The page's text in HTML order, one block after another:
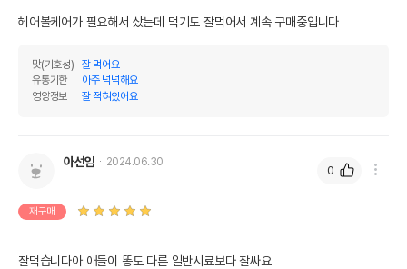
헤어볼케어가 필요해서 샀는데 먹기도 잘먹어서 계속 구매중입니다
맛(기호성)
잘 먹어요
유통기한
아주 넉넉해요
영양정보
잘 적혀있어요
아선임 2024.06.30
재구매
잘먹습니다아 애들이 똥도 다른 일반시료보다 잘싸요
0